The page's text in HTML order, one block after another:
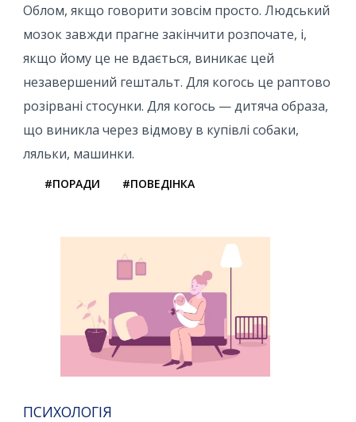
Облом, якщо говорити зовсім просто. Людський
мозок завжди прагне закінчити розпочате, і,
якщо йому це не вдається, виникає цей
незавершений гештальт. Для когось це раптово
розірвані стосунки. Для когось — дитяча образа,
що виникла через відмову в купівлі собаки,
ляльки, машинки.
#ПОРАДИ #ПОВЕДІНКА
ПСИХОЛОГІЯ